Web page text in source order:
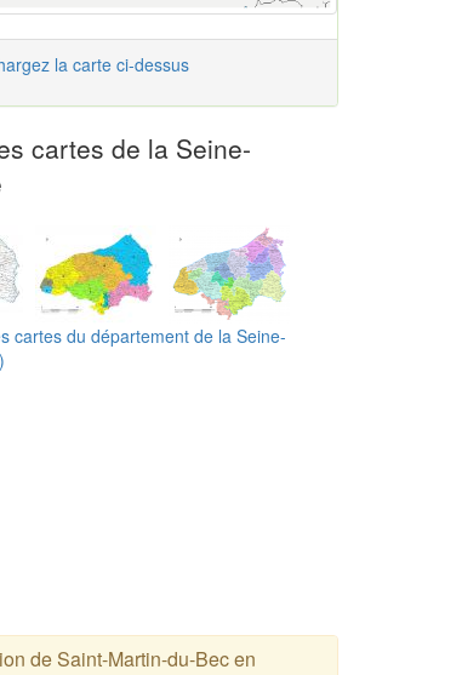
la carte ci-dessus
cartes de la Seine-
cartes du département de la Seine-
de Saint-Martin-du-Bec en